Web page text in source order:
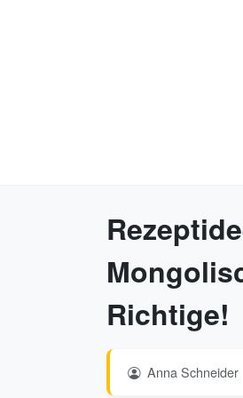
Richtige!
Anna Schneider